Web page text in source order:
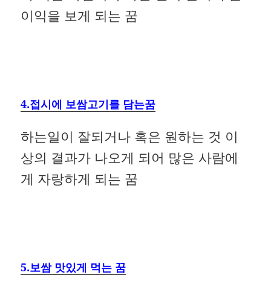
이익을 보게 되는 꿈
4.접시에 보쌈고기를 담는꿈
하는일이 잘되거나 혹은 원하는 것 이
상의 결과가 나오게 되어 많은 사람에
게 자랑하게 되는 꿈
5.보쌈 맛있게 먹는 꿈